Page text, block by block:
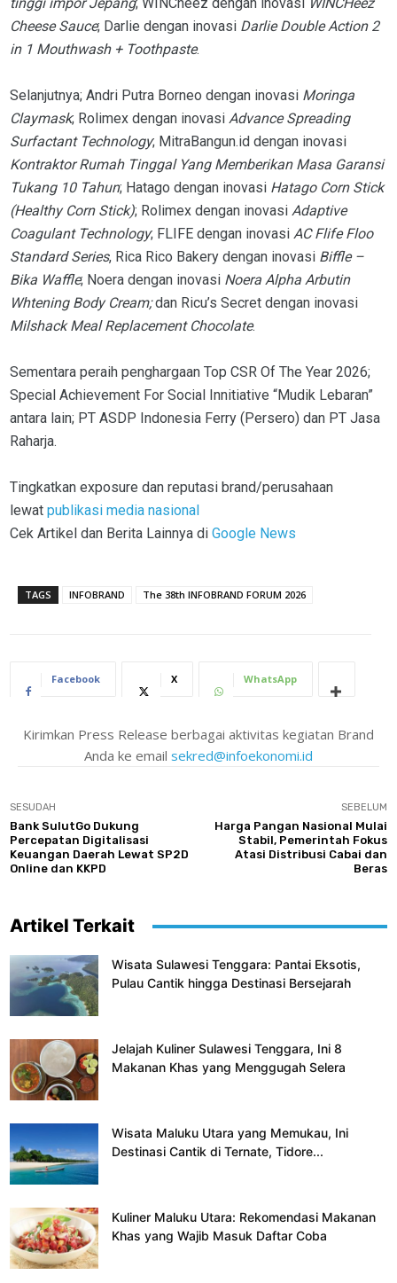
Cheese Sauce; Darlie dengan inovasi Darlie Double Action 2
in 1 Mouthwash + Toothpaste.
Selanjutnya; Andri Putra Borneo dengan inovasi Moringa
Claymask; Rolimex dengan inovasi Advance Spreading
Surfactant Technology; MitraBangun.id dengan inovasi
Kontraktor Rumah Tinggal Yang Memberikan Masa Garansi
Tukang 10 Tahun; Hatago dengan inovasi Hatago Corn Stick
(Healthy Corn Stick); Rolimex dengan inovasi Adaptive
Coagulant Technology; FLIFE dengan inovasi AC Flife Floo
Standard Series, Rica Rico Bakery dengan inovasi Biffle –
Bika Waffle; Noera dengan inovasi Noera Alpha Arbutin
Whtening Body Cream;dan Ricu’s Secret dengan inovasi
Milshack Meal Replacement Chocolate.
Sementara peraih penghargaan Top CSR Of The Year 2026;
Special Achievement For Social Innitiative “Mudik Lebaran”
antara lain; PT ASDP Indonesia Ferry (Persero) dan PT Jasa
Raharja.
Tingkatkan exposure dan reputasi brand/perusahaan
lewat publikasi media nasional
Cek Artikel dan Berita Lainnya di Google News
TAGS INFOBRAND The 38th INFOBRAND FORUM 2026
Facebook X WhatsApp
Kirimkan Press Release berbagai aktivitas kegiatan Brand
Anda ke email sekred@infoekonomi.id
SESUDAH
Bank SulutGo Dukung
Percepatan Digitalisasi
Keuangan Daerah Lewat SP2D
Online dan KKPD
SEBELUM
Harga Pangan Nasional Mulai
Stabil, Pemerintah Fokus
Atasi Distribusi Cabai dan
Beras
Artikel Terkait
Wisata Sulawesi Tenggara: Pantai Eksotis,
Pulau Cantik hingga Destinasi Bersejarah
Jelajah Kuliner Sulawesi Tenggara, Ini 8
Makanan Khas yang Menggugah Selera
Wisata Maluku Utara yang Memukau, Ini
Destinasi Cantik di Ternate, Tidore...
Kuliner Maluku Utara: Rekomendasi Makanan
Khas yang Wajib Masuk Daftar Coba